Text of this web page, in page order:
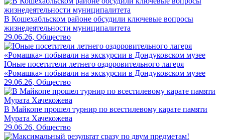
В Кошехабльском районе обсудили ключевые вопросы
жизнедеятельности муниципалитета
29.06.26, Общество
Юные посетители летнего оздоровительного лагеря
«Ромашка» побывали на экскурсии в Дондуковском музее
29.06.26, Общество
В Майкопе прошел турнир по всестилевому карате памяти
Мурата Хачекожева
29.06.26, Общество